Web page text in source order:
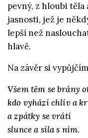
pevný, z hloubi těla
jasnosti, jež je
lepší než
hlavě.
Na závěr si
Všem těm se brány
kdo vyhází chlív a
a zpátky se vrátí
slunce a síla s ním.